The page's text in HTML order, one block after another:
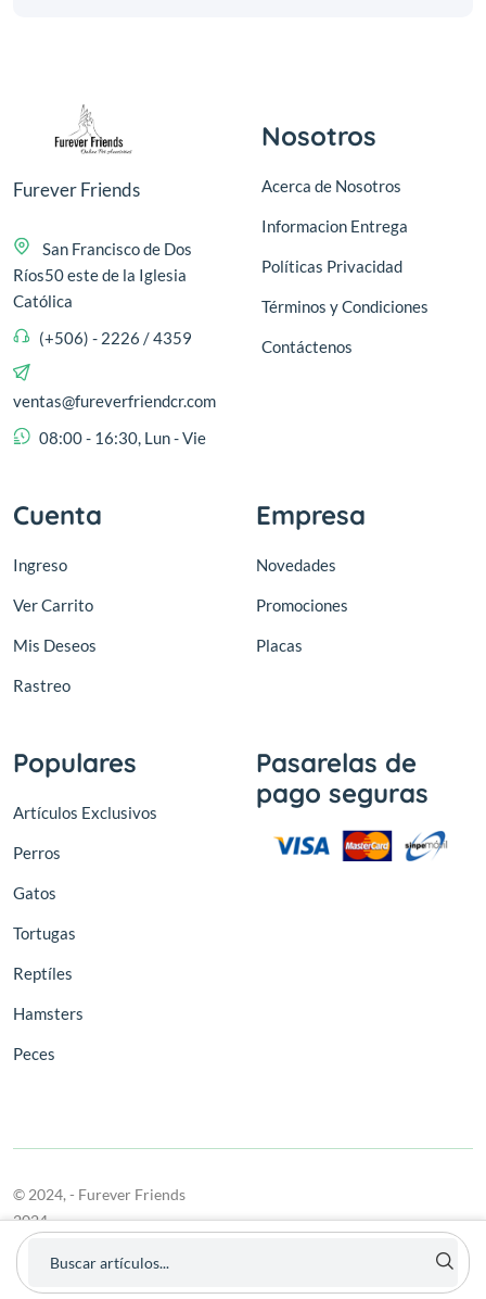
Furever Friends
San Francisco de Dos
Ríos50 este de la Iglesia
Católica
(+506) - 2226 / 4359
ventas@fureverfriendcr.com
08:00 - 16:30, Lun - Vie
Nosotros
Acerca de Nosotros
Informacion Entrega
Políticas Privacidad
Términos y Condiciones
Contáctenos
Cuenta
Ingreso
Ver Carrito
Mis Deseos
Rastreo
Empresa
Novedades
Promociones
Placas
Populares
Artículos Exclusivos
Perros
Gatos
Tortugas
Reptíles
Hamsters
Peces
Pasarelas de
pago seguras
© 2024, - Furever Friends
2024